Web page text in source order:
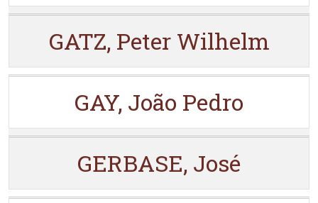
GATZ, Peter Wilhelm
GAY, João Pedro
GERBASE, José